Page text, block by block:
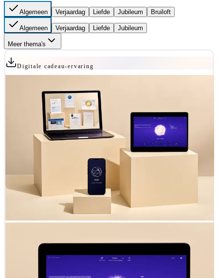
Algemeen Verjaardag Liefde Jubileum Bruiloft
Algemeen Verjaardag Liefde Jubileum
Meer thema's
Digitale cadeau-ervaring